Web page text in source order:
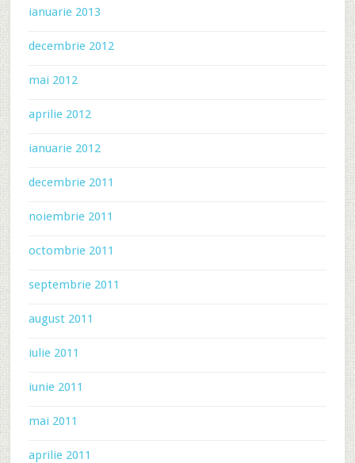
ianuarie 2013
decembrie 2012
mai 2012
aprilie 2012
ianuarie 2012
decembrie 2011
noiembrie 2011
octombrie 2011
septembrie 2011
august 2011
iulie 2011
iunie 2011
mai 2011
aprilie 2011